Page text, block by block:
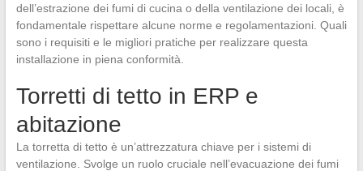
dell’estrazione dei fumi di cucina o della ventilazione dei locali, è
fondamentale rispettare alcune norme e regolamentazioni. Quali
sono i requisiti e le migliori pratiche per realizzare questa
installazione in piena conformità.
Torretti di tetto in ERP e
abitazione
La torretta di tetto è un’attrezzatura chiave per i sistemi di
ventilazione. Svolge un ruolo cruciale nell’evacuazione dei fumi